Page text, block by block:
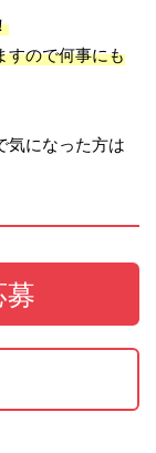
すので何事にも
気になった方は